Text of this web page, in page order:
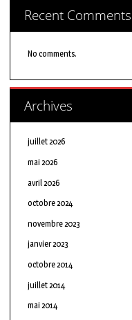
Recent Comments
No comments.
Archives
juillet 2026
mai 2026
avril 2026
octobre 2024
novembre 2023
janvier 2023
octobre 2014
juillet 2014
mai 2014